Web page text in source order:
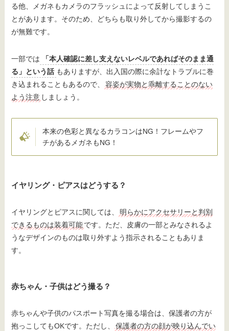
る他、メガネもカメラのフラッシュによって反射してしまうこ
とがあります。そのため、どちらも取り外してから撮影するの
が無難です。
一部では
「本人確認に差し支えないレベルであればそのまま通
る」という話 もありますが、出入国の際に余計なトラブルに巻
き込まれることもあるので、容姿が実物と乖離することのない
よう注意 しましょう。
本来の色彩と異なるカラコンはNG！フレームやフ
チがあるメガネもNG！
イヤリング・ピアスはどうする？
イヤリングとピアスに関しては、
明らかにアクセサリーと判別
できるものは装着可能です。ただ、皮膚の一部とみなされるよ
うなデザインのものは取り外すよう指示されることもありま
す。
赤ちゃん・子供はどう撮る？
赤ちゃんや子供のパスポート写真を撮る場合は、保護者の方が
抱っこしてもOKです。ただし、保護者の方の顔が映り込んでい